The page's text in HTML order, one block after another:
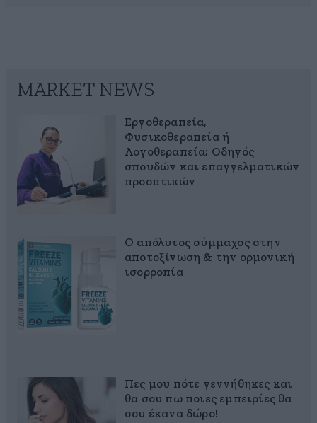
MARKET NEWS
Εργοθεραπεία,
Φυσικοθεραπεία ή
Λογοθεραπεία; Οδηγός
σπουδών και επαγγελματικών
προοπτικών
Ο απόλυτος σύμμαχος στην
αποτοξίνωση & την ορμονική
ισορροπία
Πες μου πότε γεννήθηκες και
θα σου πω ποιες εμπειρίες θα
σου έκανα δώρο!